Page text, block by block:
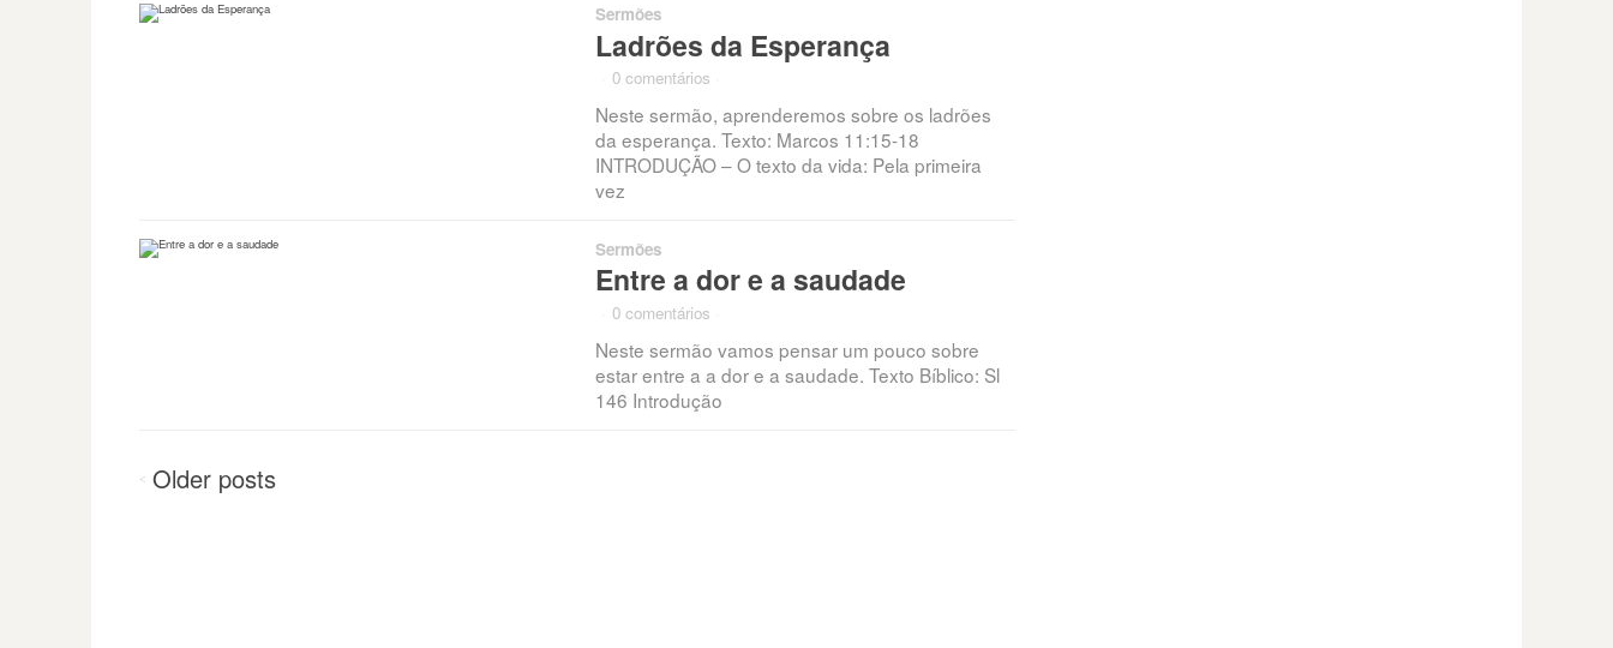
Sermões
Ladrões da Esperança
0 comentários
Neste sermão, aprenderemos sobre os ladrões
da esperança. Texto: Marcos 11:15-18
INTRODUÇÃO – O texto da vida: Pela primeira
vez
Sermões
Entre a dor e a saudade
0 comentários
Neste sermão vamos pensar um pouco sobre
estar entre a a dor e a saudade. Texto Bíblico: Sl
146 Introdução
Navegação
< Olderposts